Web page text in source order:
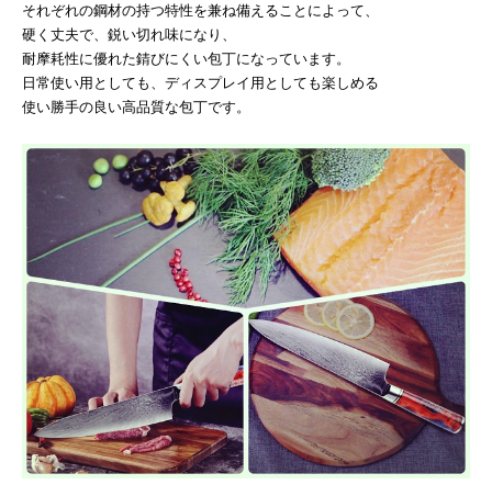
それぞれの鋼材の持つ特性を兼ね備えることによって、
硬く丈夫で、鋭い切れ味になり、
耐摩耗性に優れた錆びにくい包丁になっています。
日常使い用としても、ディスプレイ用としても楽しめる
使い勝手の良い高品質な包丁です。